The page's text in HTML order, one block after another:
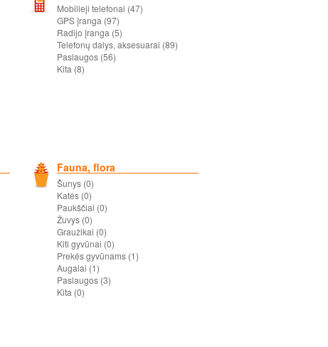
Mobilieji telefonai (47)
GPS įranga (97)
Radijo įranga (5)
Telefonų dalys, aksesuarai (89)
Paslaugos (56)
Kita (8)
Fauna, flora
Šunys (0)
Katės (0)
Paukščiai (0)
Žuvys (0)
Graužikai (0)
Kiti gyvūnai (0)
Prekės gyvūnams (1)
Augalai (1)
Paslaugos (3)
Kita (0)